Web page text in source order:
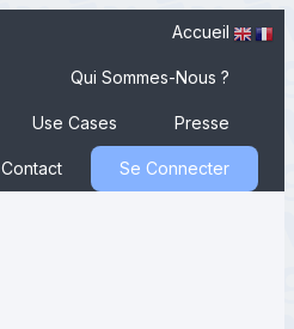
Accueil
Qui Sommes-Nous ?
Use Cases Presse
Contact Se Connecter